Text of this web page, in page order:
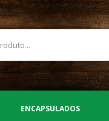
ENCAPSULADOS